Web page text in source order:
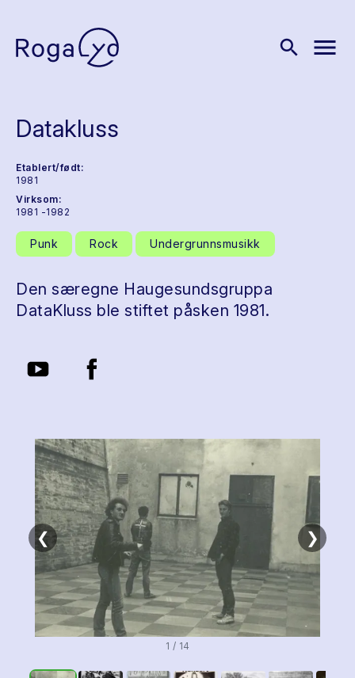
search menu
Datakluss
Etablert/født:
1981
Virksom:
1981 -1982
Punk Rock Undergrunnsmusikk
Den særegne Haugesundsgruppa
DataKluss ble stiftet påsken 1981.
❮ ❯
1 / 14